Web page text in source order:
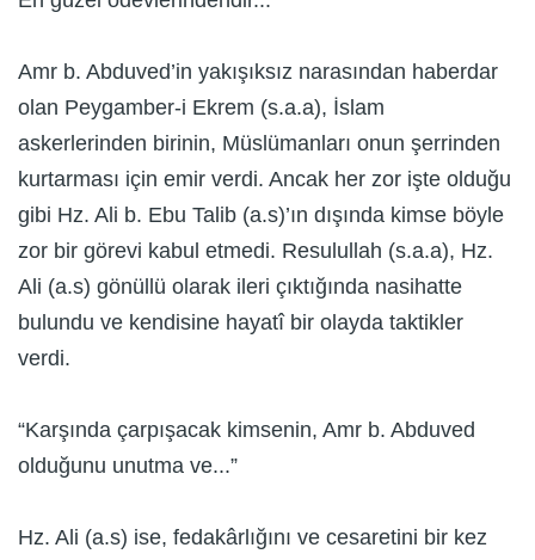
Amr b. Abduved’in yakışıksız narasından haberdar
olan Peygamber-i Ekrem (s.a.a), İslam
askerlerinden birinin, Müslümanları onun şerrinden
kurtarması için emir verdi. Ancak her zor işte olduğu
gibi Hz. Ali b. Ebu Talib (a.s)’ın dışında kimse böyle
zor bir görevi kabul etmedi. Resulullah (s.a.a), Hz.
Ali (a.s) gönüllü olarak ileri çıktığında nasihatte
bulundu ve kendisine hayatî bir olayda taktikler
verdi.
“Karşında çarpışacak kimsenin, Amr b. Abduved
olduğunu unutma ve...”
Hz. Ali (a.s) ise, fedakârlığını ve cesaretini bir kez